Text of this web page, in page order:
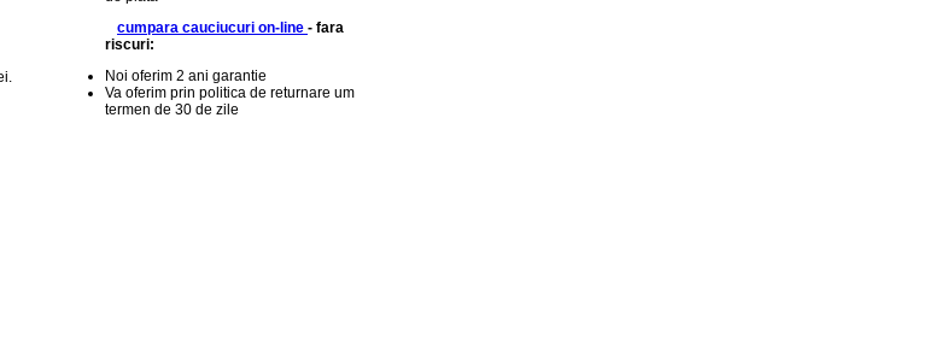
cumpara cauciucuri on-line - fara
riscuri:
Noi oferim 2 ani garantie
Va oferim prin politica de returnare um
termen de 30 de zile